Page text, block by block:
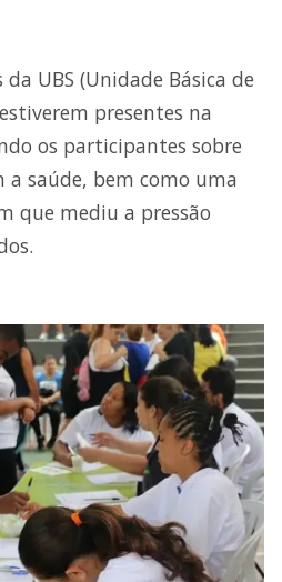
UBS (Unidade Básica de
presentes na
os participantes sobre
a saúde, bem como uma
que mediu a pressão